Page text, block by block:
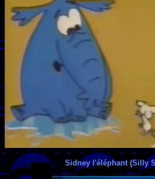
Sidney l'éléphant (Silly